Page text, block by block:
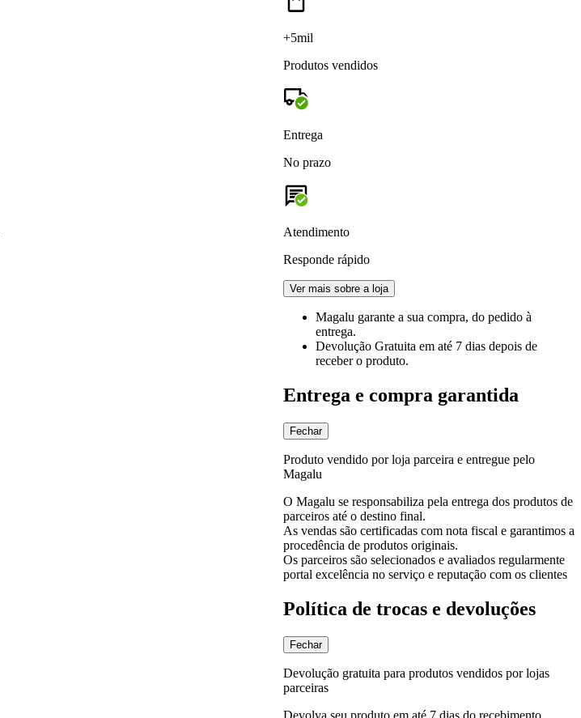
+5mil
Produtos vendidos
Entrega
No prazo
Atendimento
Responde rápido
Ver mais sobre a loja
Magalu garante a sua compra, do pedido à
entrega.
Devolução Gratuita em até 7 dias depois de
receber o produto.
Entrega e compra garantida
Fechar
Produto vendido por loja parceira e entregue pelo
Magalu
O Magalu se responsabiliza pela entrega dos produtos de
parceiros até o destino final.
As vendas são certificadas com nota fiscal e garantimos a
procedência de produtos originais.
Os parceiros são selecionados e avaliados regularmente
portal excelência no serviço e reputação com os clientes
Política de trocas e devoluções
Fechar
Devolução gratuita para produtos vendidos por lojas
parceiras
Devolva seu produto em até 7 dias do recebimento.